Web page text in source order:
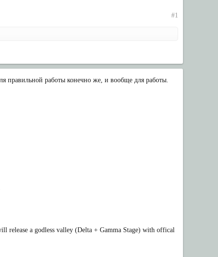
#1
правильной работы конечно же, и вообще для работы.
a godless valley (Delta + Gamma Stage) with offical